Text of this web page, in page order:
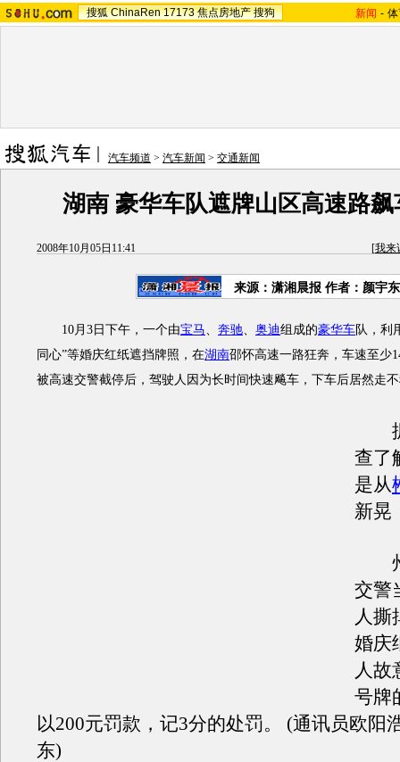
搜狐 ChinaRen 17173 焦点房地产 搜狗 新闻 -
汽车频道 > 汽车新闻 > 交通新闻
湖南 豪华车队遮牌山区高速路
2008年10月05日11:41 [我来
来源：潇湘晨报 作者：颜宇东
10月3日下午，一个由宝马、 奔驰、 奥迪组成的豪华车队，利
同心”等婚庆红纸遮挡牌照，在湖南邵怀高速一路狂奔，车速至少
被高速交警截停后，驾驶人因为长时间快速飚车，下车后居然走
据
查了
是从
新晃
州
交警
人撕
婚庆
人故
号牌
以200元罚款，记3分的处罚。 (通讯员欧阳
东)